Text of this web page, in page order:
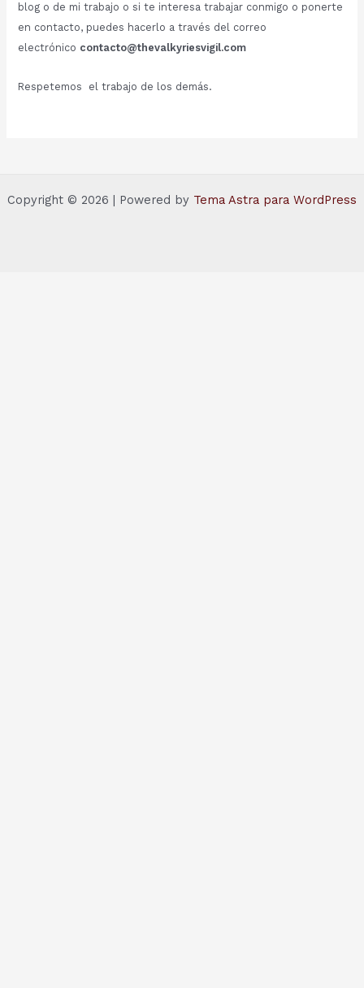
blog o de mi trabajo o si te interesa trabajar conmigo o ponerte
en contacto, puedes hacerlo a través del correo
electrónico contacto@thevalkyriesvigil.com
Respetemos el trabajo de los demás.
Copyright © 2026 | Powered by Tema Astra para WordPress